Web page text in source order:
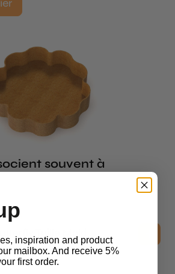
souvent à
Molds
hors TVA
inspiration and product
mailbox. And receive 5%
first order.